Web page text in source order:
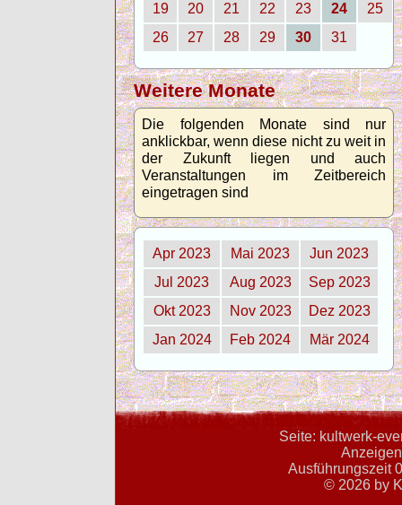
19
20 21 22 23 24
25
26
27 28 29 30 31
Weitere Monate
Die folgenden Monate sind nur
anklickbar, wenn diese nicht zu weit in
der Zukunft liegen und auch
Veranstaltungen im Zeitbereich
eingetragen sind
Apr 2023 Mai 2023
Jun 2023
Jul 2023
Aug 2023
Sep 2023
Okt 2023
Nov 2023
Dez 2023
Jan 2024
Feb 2024 Mär 2024
Seite: kultwerk-
Ausführungszeit
© 2026 by